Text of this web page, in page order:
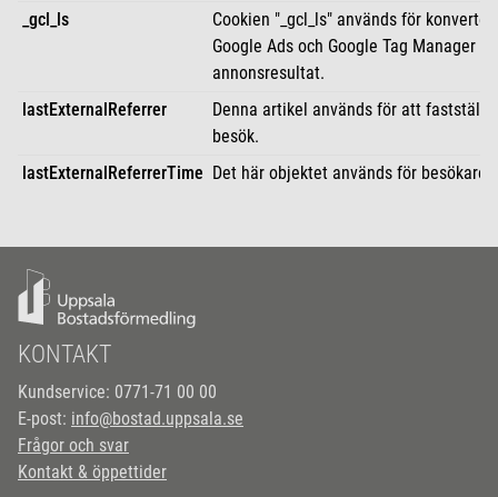
_gcl_ls
Cookien "_gcl_ls" används för
Google Ads och Google Tag Manager
annonsresultat.
lastExternalReferrer
Denna artikel används för att
besök.
lastExternalReferrerTime Det här objektet används för
KONTAKT
Kundservice: 0771-71 00 00
E-post: info@bostad.uppsala.se
Frågor och svar
Kontakt & öppettider